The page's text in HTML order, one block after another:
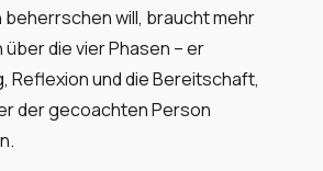
beherrschen will, braucht mehr
über die vier Phasen – er
Reflexion und die Bereitschaft,
der gecoachten Person